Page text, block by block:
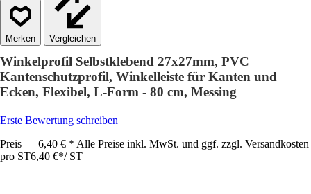
Vergleichen
Winkelprofil Selbstklebend 27x27mm, PVC
Kantenschutzprofil, Winkelleiste für Kanten und
Ecken, Flexibel, L-Form - 80 cm, Messing
Erste Bewertung schreiben
Preis — 6,40 € * Alle Preise inkl. MwSt. und ggf. zzgl. Versandkosten
pro ST6,40 €*/ ST